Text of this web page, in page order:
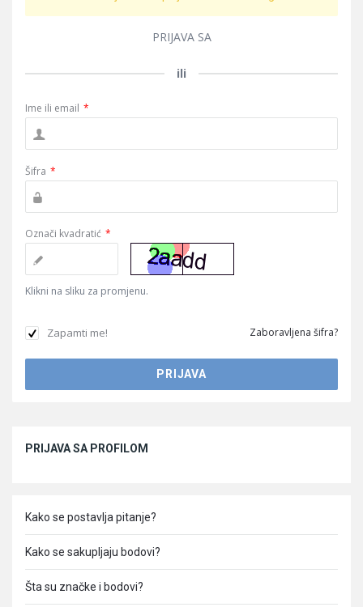
PRIJAVA SA
ili
Ime ili email *
Šifra *
Označi kvadratić *
Klikni na sliku za promjenu.
Zapamti me! Zaboravljena šifra?
PRIJAVA SA PROFILOM
Kako se postavlja pitanje?
Kako se sakupljaju bodovi?
Šta su značke i bodovi?